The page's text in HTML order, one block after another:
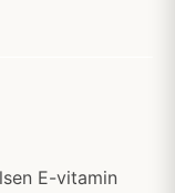
E-vitamin